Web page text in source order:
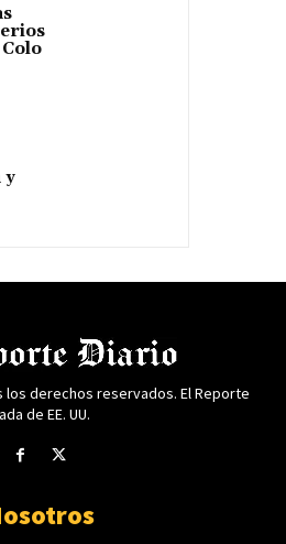
y
los derechos reservados. El Reporte
de EE. UU.